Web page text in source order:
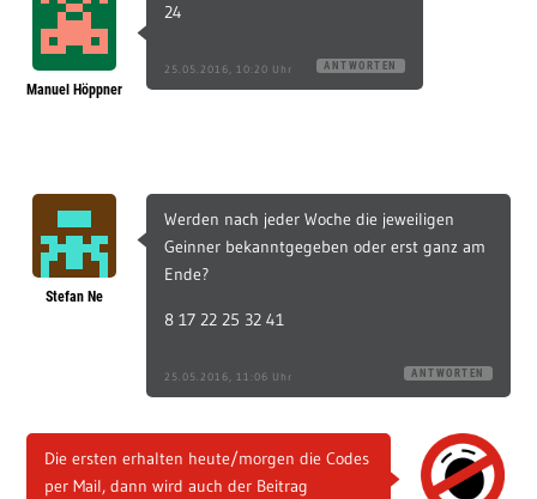
Manuel Höppner
24
25.05.2016, 10:20 Uhr ANTWORTEN
Stefan Ne
Werden nach jeder Woche die jeweiligen
Geinner bekanntgegeben oder erst ganz am
Ende?
8 17 22 25 32 41
25.05.2016, 11:06 Uhr ANTWORTEN
Die ersten erhalten heute/morgen die Codes
per Mail, dann wird auch der Beitrag